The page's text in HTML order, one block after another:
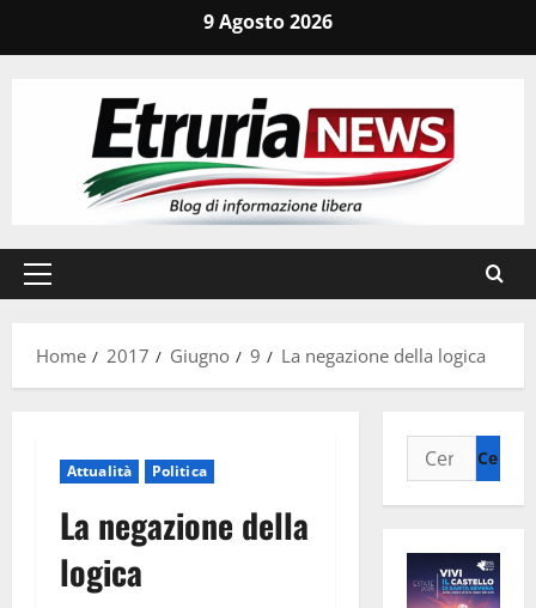
9 Agosto 2026
Menu
Home
2017 Giugno 9 La negazione della logica
Attualità Politica
La negazione della
logica
Ricerca
per: